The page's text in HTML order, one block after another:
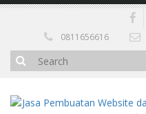
0811656616